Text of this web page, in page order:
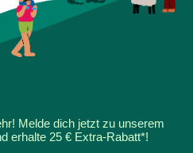
Melde dich jetzt zu unserem
erhalte 25 € Extra-Rabatt*!